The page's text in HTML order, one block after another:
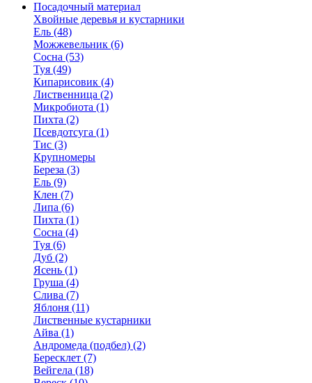
Посадочный материал
Хвойные деревья и кустарники
Ель (48)
Можжевельник (6)
Сосна (53)
Туя (49)
Кипарисовик (4)
Лиственница (2)
Микробиота (1)
Пихта (2)
Псевдотсуга (1)
Тис (3)
Крупномеры
Береза (3)
Ель (9)
Клен (7)
Липа (6)
Пихта (1)
Сосна (4)
Туя (6)
Дуб (2)
Ясень (1)
Груша (4)
Слива (7)
Яблоня (11)
Лиственные кустарники
Айва (1)
Андромеда (подбел) (2)
Бересклет (7)
Вейгела (18)